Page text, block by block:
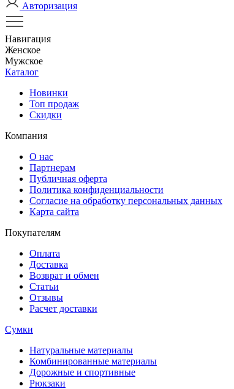
Авторизация
Навигация
Женское
Мужское
Каталог
Новинки
Топ продаж
Скидки
Компания
О нас
Партнерам
Публичная оферта
Политика конфиденциальности
Согласие на обработку персональных данных
Карта сайта
Покупателям
Оплата
Доставка
Возврат и обмен
Статьи
Отзывы
Расчет доставки
Сумки
Натуральные материалы
Комбинированные материалы
Дорожные и спортивные
Рюкзаки